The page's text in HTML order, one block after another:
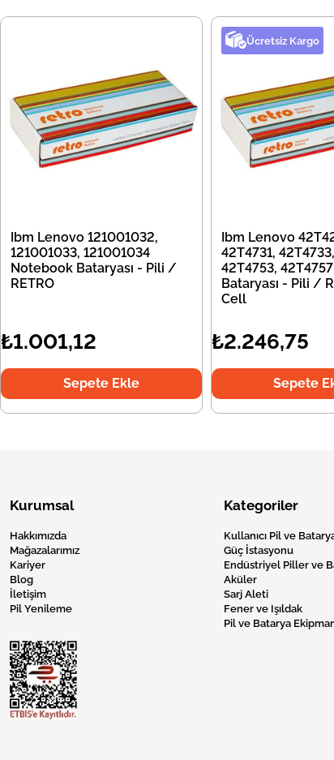
Ibm Lenovo 121001032,
121001033, 121001034
Notebook Bataryası - Pili /
RETRO
₺1.001,12
Sepete Ekle
Ücretsiz Kargo
Ibm Lenovo
42T4731,
42T4753,
Bataryası - Pili /
Cell
₺2.246,75
Sepete
Kurumsal
Hakkımızda
Mağazalarımız
Kariyer
Blog
İletişim
Pil Yenileme
Kategoriler
Kullanıcı Pil ve
Güç İstasyonu
Endüstriyel Piller ve
Aküler
Sarj Aleti
Fener ve Işıldak
Pil ve Batarya